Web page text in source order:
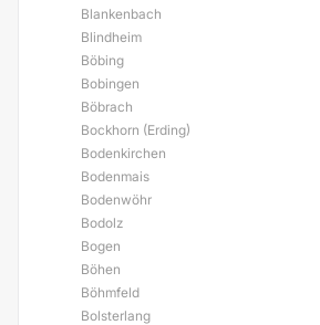
Blankenbach
Blindheim
Böbing
Bobingen
Böbrach
Bockhorn (Erding)
Bodenkirchen
Bodenmais
Bodenwöhr
Bodolz
Bogen
Böhen
Böhmfeld
Bolsterlang